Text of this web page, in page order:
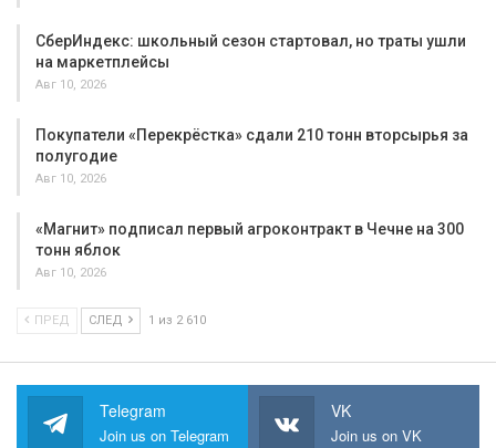
СберИндекс: школьный сезон стартовал, но траты ушли
на маркетплейсы
Авг 10, 2026
Покупатели «Перекрёстка» сдали 210 тонн вторсырья за
полугодие
Авг 10, 2026
«Магнит» подписал первый агроконтракт в Чечне на 300
тонн яблок
Авг 10, 2026
ПРЕД СЛЕД 1 из 2 610
Telegram
Join us on Telegram
VK
Join us on VK